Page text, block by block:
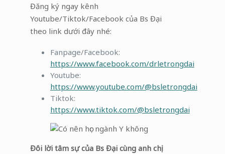
Đăng ký ngay kênh
Youtube/Tiktok/Facebook của Bs Đại
theo link dưới đây nhé:
Fanpage/Facebook:
https://www.facebook.com/drletrongdai
Youtube:
https://www.youtube.com/@bsletrongdai
Tiktok:
https://www.tiktok.com/@bsletrongdai
Đôi lời tâm sự của Bs Đại cùng anh chị